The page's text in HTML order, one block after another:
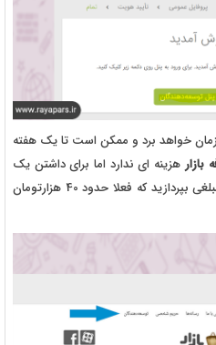
زمان خواهد برد و ممکن است تا یک هفته
بازارهزینه ای ندارد اما برای داشتن یک
حساب توسعه دهنده، باید سالانه مبلغی بپردازید که فعلا حدود 40 هزارتومان